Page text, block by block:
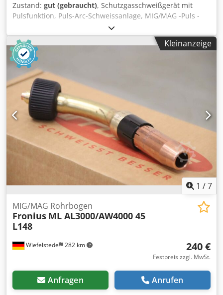
Zustand: gut (gebraucht), Schutzgasschweißgerät mit
Pulsfunktion, Puls-Arc-Schweissanlage, MIG/MAG -Puls -
Schweißanlage -mit: 3 Stück Schlauchpakete (1x Alu, 1x VA,
1x Stahl) -max. Schweissleistung: 330 A -Ausstattung:
Fernbedienunganschluß, mit abnehmbarem
Drahtvorschub, inkl. Massekabel, Gasarmatur -
Drahtvorschub: 4-Rollenantrieb Crsdpfjd I U Dwsx Ai Sof -
Kühlung: Wassergekühlt -Abmessungen: 655/900/H1490
mm -Gewicht: 160 kg
Kleinanzeige
1 /7
Wiefelstede 282 km
MIG/MAG Rohrbogen
Fronius ML AL3000/AW4000 45
L148
240 €
Festpreis zzgl. MwSt.
Anfragen Anrufen